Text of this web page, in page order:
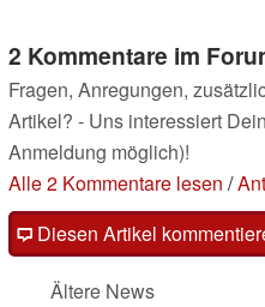
2 Kommentare im
Fragen, Anregungen,
Artikel? - Uns interessiert
Anmeldung möglich)!
Alle 2 Kommentare lesen /
Diesen Artikel
Ältere News